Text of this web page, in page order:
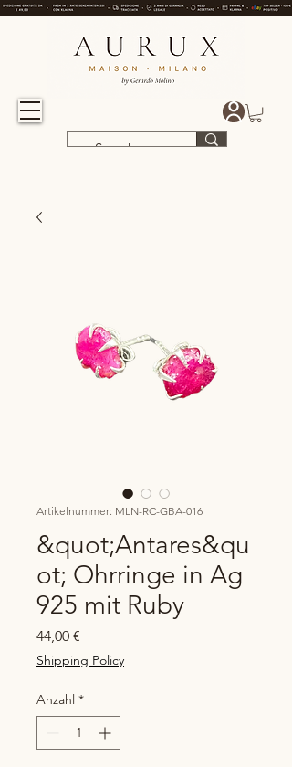
Artikelnummer: MLN-RC-GBA-016
&quot;Antares&qu
ot; Ohrringe in Ag
925 mit Ruby
44,00 €
Shipping Policy
Anzahl *